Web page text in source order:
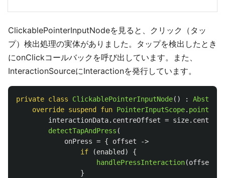
ClickablePointerInputNodeを見ると、クリック（タッ
プ）検出処理の実体がありました。タップを検出したとき
にonClickコールバックを呼び出しています。また、
InteractionSourceにInteractionを発行しています。
private class ClickablePointerInputNode() :
override suspend fun PointerInputScope.
interactionData. centreOffset = size. center
detectTapAndPress (
onPress = { offset
->
if
(enabled )
{
handlePressInteraction(offset
}